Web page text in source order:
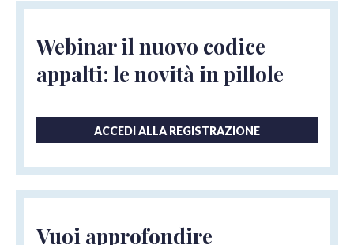
Webinar il nuovo codice
appalti: le novità in pillole
ACCEDI ALLA REGISTRAZIONE
Vuoi approfondire